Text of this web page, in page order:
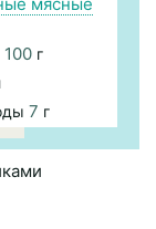
100г
7 г